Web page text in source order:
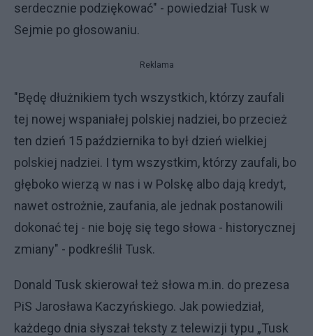
serdecznie podziękować" - powiedział Tusk w
Sejmie po głosowaniu.
Reklama
"Będę dłużnikiem tych wszystkich, którzy zaufali
tej nowej wspaniałej polskiej nadziei, bo przecież
ten dzień 15 października to był dzień wielkiej
polskiej nadziei. I tym wszystkim, którzy zaufali, bo
głęboko wierzą w nas i w Polskę albo dają kredyt,
nawet ostrożnie, zaufania, ale jednak postanowili
dokonać tej - nie boję się tego słowa - historycznej
zmiany" - podkreślił Tusk.
Donald Tusk skierował też słowa m.in. do prezesa
PiS Jarosława Kaczyńskiego. Jak powiedział,
każdego dnia słyszał teksty z telewizji typu „Tusk